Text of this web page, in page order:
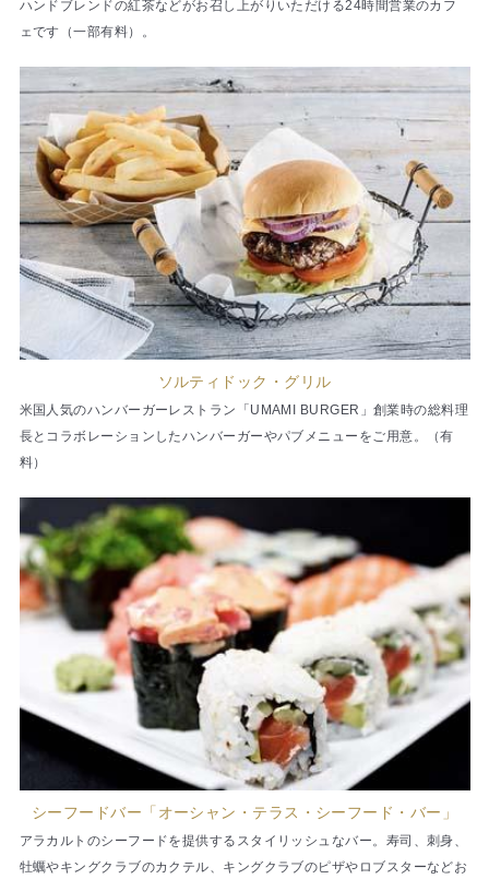
ハンドブレンドの紅茶などがお召し上がりいただける24時間営業のカフ
ェです（一部有料）。
ソルティドック・グリル
米国人気のハンバーガーレストラン「UMAMI BURGER」創業時の総料理
長とコラボレーションしたハンバーガーやパブメニューをご用意。（有
料）
シーフードバー「オーシャン・テラス・シーフード・バー」
アラカルトのシーフードを提供するスタイリッシュなバー。寿司、刺身、
牡蠣やキングクラブのカクテル、キングクラブのピザやロブスターなどお